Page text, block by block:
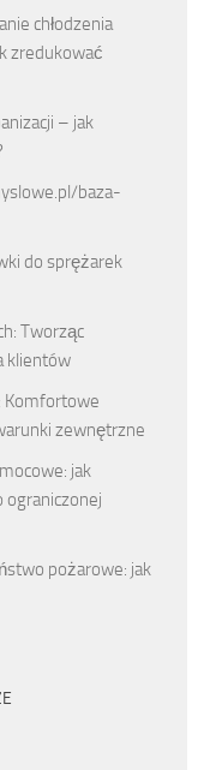
chłodzenia
zredukować
– jak
baza-
do sprężarek
Tworząc
klientów
Komfortowe
zewnętrzne
jak
pożarowe: jak